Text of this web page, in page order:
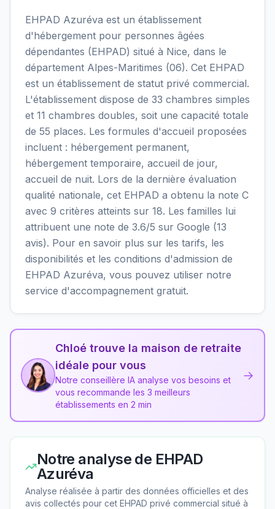
EHPAD Azuréva est un établissement
d'hébergement pour personnes âgées
dépendantes (EHPAD) situé à Nice, dans le
département Alpes-Maritimes (06). Cet EHPAD
est un établissement de statut privé commercial.
L'établissement dispose de 33 chambres simples
et 11 chambres doubles, soit une capacité totale
de 55 places. Les formules d'accueil proposées
incluent : hébergement permanent,
hébergement temporaire, accueil de jour,
accueil de nuit. Lors de la dernière évaluation
qualité nationale, cet EHPAD a obtenu la note C
avec 9 critères atteints sur 18. Les familles lui
attribuent une note de 3.6/5 sur Google (13
avis). Pour en savoir plus sur les tarifs, les
disponibilités et les conditions d'admission de
EHPAD Azuréva, vous pouvez utiliser notre
service d'accompagnement gratuit.
Chloé trouve la maison de retraite
idéale pour vous
Notre conseillère IA analyse vos besoins et
vous recommande les 3 meilleurs
établissements en 2 min
→
Notre analyse de EHPAD
Azuréva
Analyse réalisée à partir des données officielles et des
avis collectés pour cet EHPAD privé commercial situé à